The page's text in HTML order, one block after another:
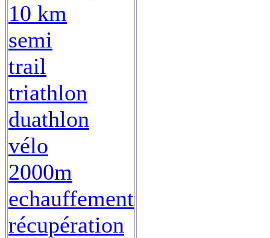
10 km
semi
trail
triathlon
duathlon
vélo
2000m
echauffement
récupération